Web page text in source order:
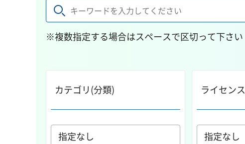
※複数指定する場合はスペースで区切って下さい
カテゴリ(分類) ライセンス